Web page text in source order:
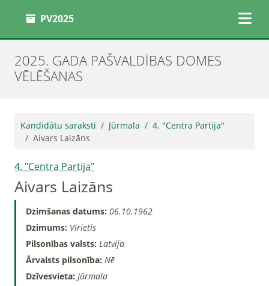
PV2025
2025. GADA PAŠVALDĪBAS DOMES
VĒLĒŠANAS
Kandidātu saraksti Jūrmala
4. "Centra Partija"
Aivars Laizāns
4. "Centra Partija"
Aivars Laizāns
Dzimšanas datums: 06.10.1962
Dzimums: Vīrietis
Pilsonības valsts: Latvija
Ārvalsts pilsonība: Nē
Dzīvesvieta: Jūrmala